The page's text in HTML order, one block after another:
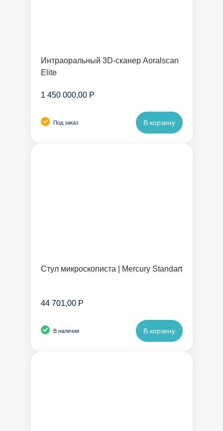
Интраоральный 3D-сканер Aoralscan
Elite
1 450 000,00 Р
Под заказ В корзину
Стул микроскописта | Mercury Standart
44 701,00 Р
В наличии В корзину